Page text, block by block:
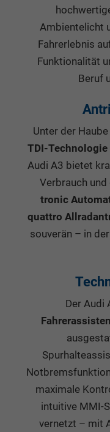
Ambientelicht
Fahrerlebnis
Funktionalität
Beruf
Unter der
TDI-Technologie
Audi A3 bietet
Verbrauch
tronic
quattro
souverän – in
Der Audi
maximale
intuitive MMI-
vernetzt – mit